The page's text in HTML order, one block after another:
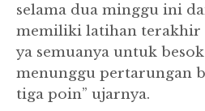
selama dua minggu ini
memiliki latihan terakhir
ya semuanya untuk
menunggu pertarungan
tiga poin” ujarnya.